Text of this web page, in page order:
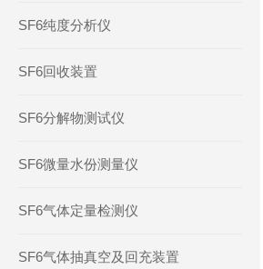
SF6纯度分析仪
SF6回收装置
SF6分解物测试仪
SF6微量水份测量仪
SF6气体定量检测仪
SF6气体抽真空及回充装置